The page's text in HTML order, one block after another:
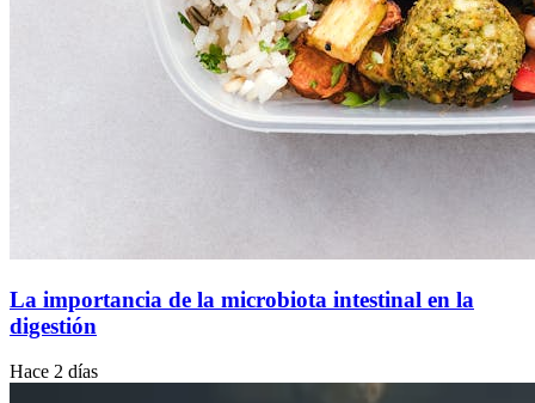
La importancia de la microbiota intestinal en la
digestión
Hace 2 días